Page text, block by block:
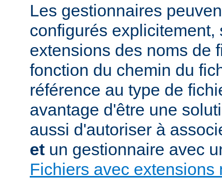
Les gestionnaires
configurés explicitement,
extensions des noms de
fonction du chemin du
référence au type de
avantage d'être une
aussi d'autoriser à
et un gestionnaire avec
Fichiers avec extensions